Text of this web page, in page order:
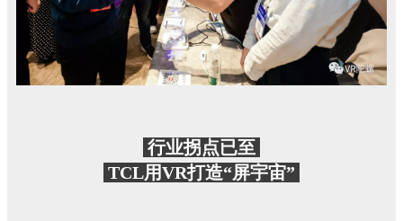
行业拐点已至
TCL用VR打造“屏宇宙”